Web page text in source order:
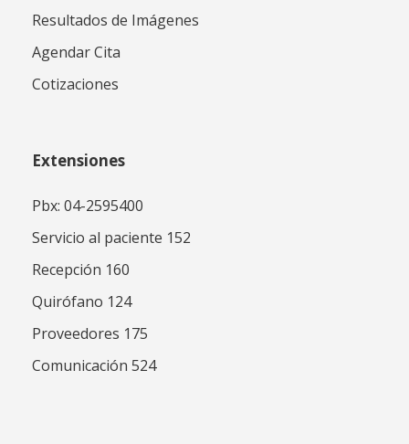
Resultados de Imágenes
Agendar Cita
Cotizaciones
Extensiones
Pbx: 04-2595400
Servicio al paciente 152
Recepción 160
Quirófano 124
Proveedores 175
Comunicación 524